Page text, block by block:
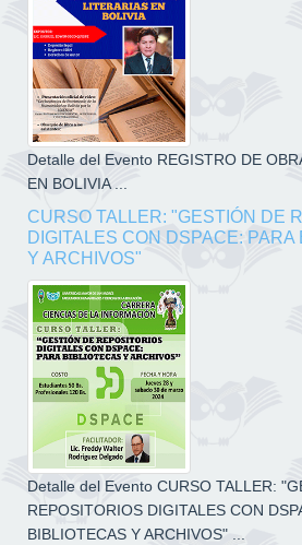
Detalle del Evento REGISTRO DE
EN BOLIVIA ...
CURSO TALLER: "GESTIÓN DE
DIGITALES CON DSPACE: PARA
Y ARCHIVOS"
Detalle del Evento CURSO TALLER:
REPOSITORIOS DIGITALES CON
BIBLIOTECAS Y ARCHIVOS" ...